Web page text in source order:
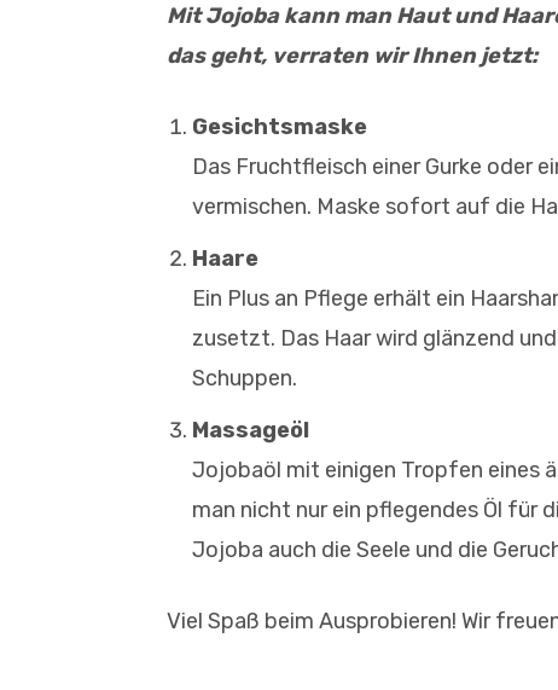
Mit Jojoba kann man Haut und
das geht, verraten wir Ihnen jetzt:
Gesichtsmaske
Das Fruchtfleisch einer Gurke oder
vermischen. Maske sofort auf die
Haare
Ein Plus an Pflege erhält ein
zusetzt. Das Haar wird glänzend
Schuppen.
Massageöl
Jojobaöl mit einigen Tropfen eines
man nicht nur ein pflegendes Öl für
Jojoba auch die Seele und die
Viel Spaß beim Ausprobieren! Wir